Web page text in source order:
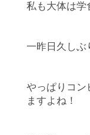
私も大体は学
一昨日久しぶ
やっぱりコン
ますよね！